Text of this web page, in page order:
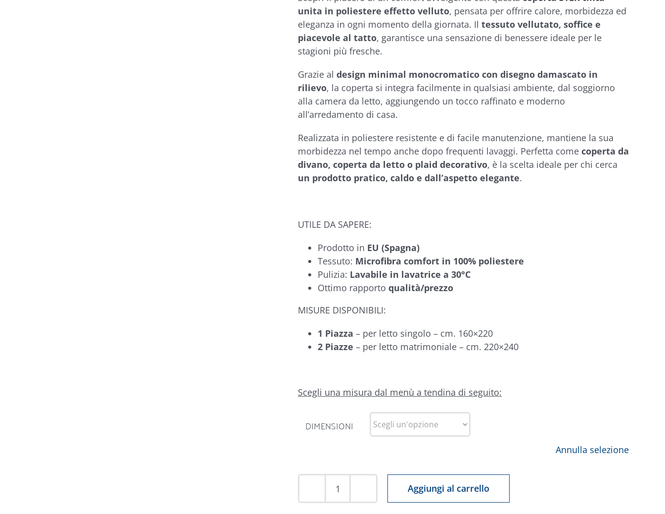
unita in poliestere effetto velluto, pensata per offrire calore, morbidezza ed
eleganza in ogni momento della giornata. Il tessuto vellutato, soffice e
piacevole al tatto, garantisce una sensazione di benessere ideale per le
stagioni più fresche.
Grazie al design minimal monocromatico con disegno damascato in
rilievo, la coperta si integra facilmente in qualsiasi ambiente, dal soggiorno
alla camera da letto, aggiungendo un tocco raffinato e moderno
all’arredamento di casa.
Realizzata in poliestere resistente e di facile manutenzione, mantiene la sua
morbidezza nel tempo anche dopo frequenti lavaggi. Perfetta come coperta da
divano, coperta da letto o plaid decorativo, è la scelta ideale per chi cerca
un prodotto pratico, caldo e dall’aspetto elegante.
UTILE DA SAPERE:
Prodotto in EU (Spagna)
Tessuto: Microfibra comfort in 100% poliestere
Pulizia: Lavabile in lavatrice a 30°C
Ottimo rapporto qualità/prezzo
MISURE DISPONIBILI:
1 Piazza – per letto singolo – cm. 160×220
2 Piazze – per letto matrimoniale – cm. 220×240
Scegli una misura dal menù a tendina di seguito:
DIMENSIONI
Annulla selezione
Coperta
Aggiungi al carrello